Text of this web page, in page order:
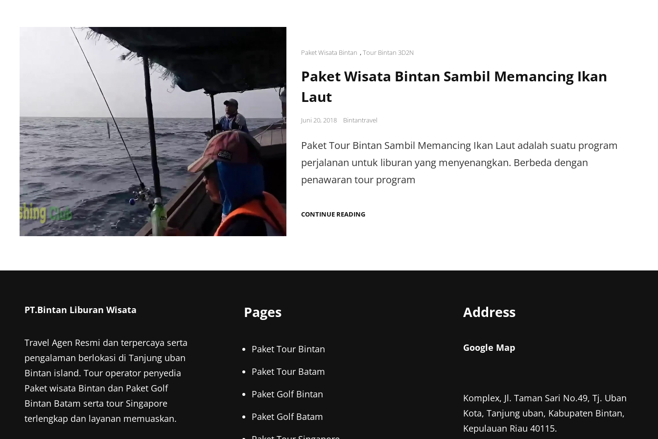
Cat
Paket Wisata Bintan ,Tour Bintan 3D2N
Paket Wisata Bintan Sambil Memancing Ikan
Laut
Posted
Juni 20, 2018 Bintantravel
Paket Tour Bintan Sambil Memancing Ikan Laut adalah suatu program
perjalanan untuk liburan yang menyenangkan. Berbeda dengan
penawaran tour program
CONTINUE READINGPAKET
PT.Bintan Liburan Wisata
Travel Agen Resmi dan terpercaya serta
pengalaman berlokasi di Tanjung uban
Bintan island. Tour operator penyedia
Paket wisata Bintan dan Paket Golf
Bintan Batam serta tour Singapore
terlengkap dan layanan memuaskan.
Pages
Paket Tour Bintan
Paket Tour Batam
Paket Golf Bintan
Paket Golf Batam
Address
Google Map
Komplex, Jl. Taman Sari No.49, Tj. Uban
Kota, Tanjung uban, Kabupaten Bintan,
Kepulauan Riau 40115.